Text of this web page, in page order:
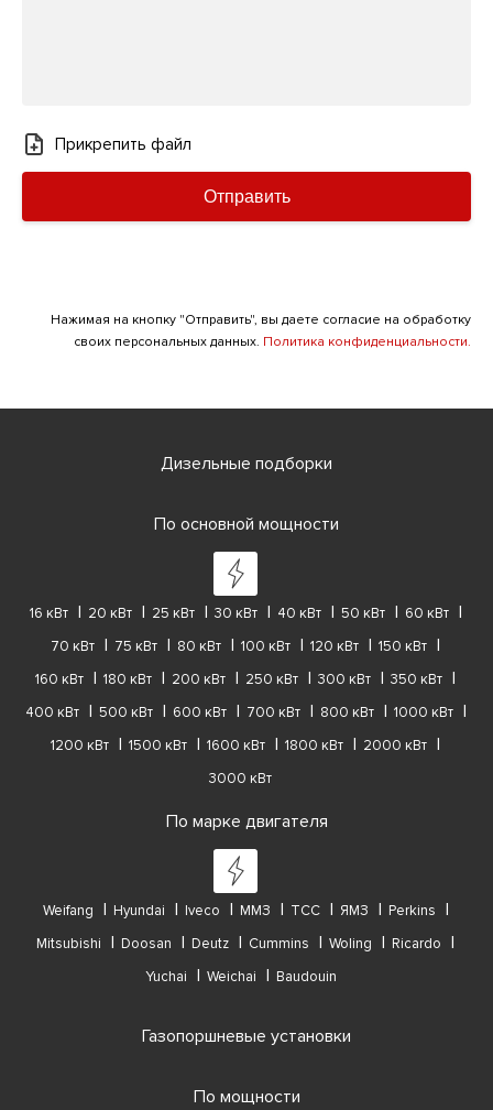
Прикрепить файл
Отправить
Нажимая на кнопку "Отправить", вы даете согласие на обработку
своих персональных данных. Политика конфиденциальности.
Дизельные подборки
По основной мощности
16 кВт 20 кВт 25 кВт 30 кВт 40 кВт 50 кВт
60 кВт
70 кВт
75 кВт 80 кВт 100 кВт 120 кВт
150 кВт
160 кВт
180 кВт 200 кВт 250 кВт 300 кВт
350 кВт
400 кВт
500 кВт 600 кВт 700 кВт 800 кВт
1000 кВт
1200 кВт
1500 кВт 1600 кВт 1800 кВт
2000 кВт
3000 кВт
По марке двигателя
Weifang Hyundai Iveco ММЗ ТСС ЯМЗ
Perkins
Mitsubishi
Doosan Deutz Cummins Woling
Ricardo
Yuchai
Weichai Baudouin
Газопоршневые установки
По мощности